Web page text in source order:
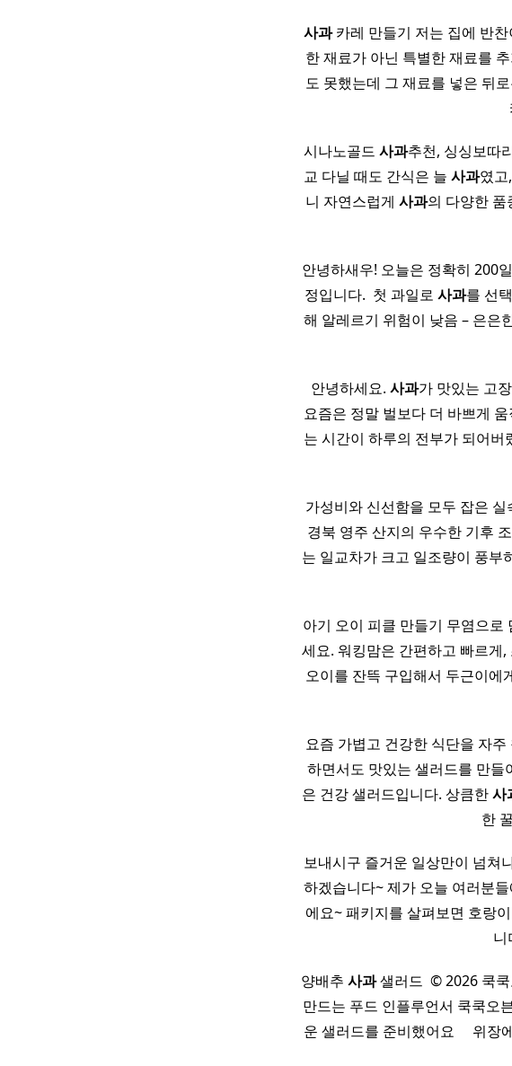
사과카레 만들기 저는 집에 반
한 재료가 아닌 특별한 재료를
도 못했는데 그 재료를 넣은 뒤
시나노골드 사과추천, 싱싱보따
교 다닐 때도 간식은 늘 사과였고
니 자연스럽게 사과의 다양한 품
안녕하새우! 오늘은 정확히 200
정입니다. ​ 첫 과일로 사과를 선
해 알레르기 위험이 낮음 – 은은
​ 안녕하세요. 사과가 맛있는 고
요즘은 정말 벌보다 더 바쁘게
는 시간이 하루의 전부가 되어
가성비와 신선함을 모두 잡은 실
경북 영주 산지의 우수한 기후
는 일교차가 크고 일조량이 풍부
아기 오이 피클 만들기 무염으로
세요. 워킹맘은 간편하고 빠르게
오이를 잔뜩 구입해서 두근이에
요즘 가볍고 건강한 식단을 자
하면서도 맛있는 샐러드를 만들
은 건강 샐러드입니다. 상큼한사
한
보내시구 즐거운 일상만이 넘쳐
하겠습니다~ 제가 오늘 여러분
에요~ 패키지를 살펴보면 호랑
니
양배추 사과샐러드 ​ © 2026 쿡
만드는 푸드 인플루언서 쿡쿡오
운 샐러드를 준비했어요 ​ ​ ​ ​ 위장